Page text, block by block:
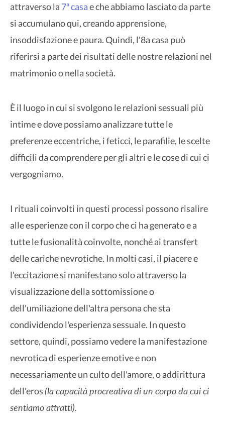
attraverso la 7ª casae che abbiamo lasciato da parte
si accumulano qui, creando apprensione,
insoddisfazione e paura. Quindi, l'8a casa può
riferirsi a parte dei risultati delle nostre relazioni nel
matrimonio o nella società.
È il luogo in cui si svolgono le relazioni sessuali più
intime e dove possiamo analizzare tutte le
preferenze eccentriche, i feticci, le parafilie, le scelte
difficili da comprendere per gli altri e le cose di cui ci
vergogniamo.
I rituali coinvolti in questi processi possono risalire
alle esperienze con il corpo che ci ha generato e a
tutte le fusionalità coinvolte, nonché ai transfert
delle cariche nevrotiche. In molti casi, il piacere e
l'eccitazione si manifestano solo attraverso la
visualizzazione della sottomissione o
dell'umiliazione dell'altra persona che sta
condividendo l'esperienza sessuale. In questo
settore, quindi, possiamo vedere la manifestazione
nevrotica di esperienze emotive e non
necessariamente un culto dell'amore, o addirittura
dell'eros(la capacità procreativa di un corpo da cui ci
sentiamo attratti).